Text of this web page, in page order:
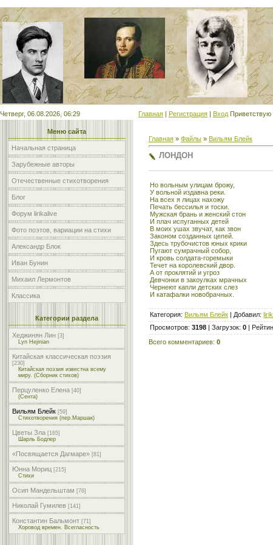
Четверг, 06.08.2026, 06:29 Главная | Регистрация | Вход Приветствую
Меню сайта
Начальная страница
Зарубежные авторы
Отечественные стихотворения
Блог
Форум lirikalive
Фото поэтов, вариации на стихи
Александр Блок
Иван Бунин
Михаил Лермонтов
Классика
Категории раздела
Хеджинян Лин [3]
Lyn Hejinian
Китайская классическая поэзия
[230]
Китайская поэзия известна всему
миру. (Сборник стихов)
Перцуленко Елена [40]
(Сента)
Вильям Блейк [59]
Стихотворения (пер.Маршак)
Цветы Зла [165]
Шарль Бодлер
«Посвящается Дагмаре» [81]
Юнна Мориц [215]
Стихи
Осип Мандельштам [76]
Николай Гумилев [141]
Константин Бальмонт [71]
Хоровод времен. Всегласность
Главная » Файлы » Вильям Блейк
ЛОНДОН
Но вольным улицам брожу,
У вольной издавна реки.
На всех я лицах нахожу
Печать бессилья и тоски.
Мужская брань и женский стон
И плач испуганных детей
В моих ушах звучат, как звон
Законом созданных цепей.
Здесь трубочистов юных крики
Пугают сумрачный собор,
И кровь солдата-горемыки
Течет на королевский двор.
А от проклятий и угроз
Девчонки в закоулках мрачных
Чернеют капли детских слез
И катафалки новобрачных.
Категория: Вильям Блейк | Добавил:
Просмотров: 3198 | Загрузок: 0 |
Всего комментариев: 0